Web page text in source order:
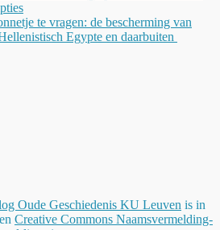
te vragen: de bescherming van
Egypte en daarbuiten
Oude Geschiedenis KU Leuven is in
Creative Commons Naamsvermelding-